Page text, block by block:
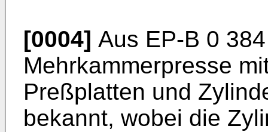
[0004] Aus EP-B 0
Mehrkammerpresse
Preßplatten und
bekannt, wobei die